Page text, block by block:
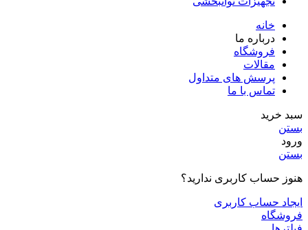
خانه
درباره ما
فروشگاه
مقالات
پرسش های متداول
تماس با ما
سبد خرید
بستن
ورود
بستن
هنوز حساب کاربری ندارید؟
ایجاد حساب کاربری
فروشگاه